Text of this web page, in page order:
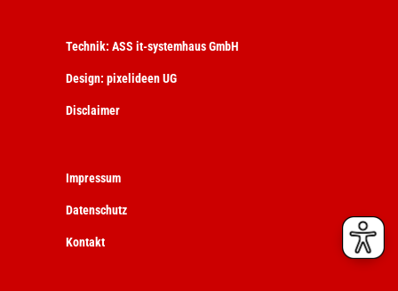
Technik: ASS it-systemhaus GmbH
Design: pixelideen UG
Disclaimer
Impressum
Datenschutz
Kontakt